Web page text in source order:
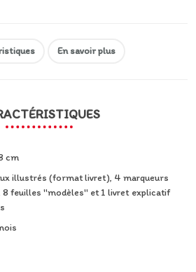
En savoir plus
cm
illustrés (format livret), 4 marqueurs
8 feuilles "modèles" et 1 livret explicatif